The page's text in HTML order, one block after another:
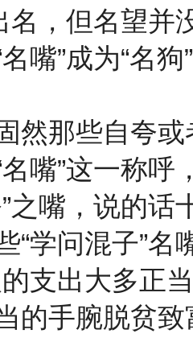
名，但名望
嘴”成为“名
然那些自夸或
嘴”这一称
之嘴，说的
“学问混子”
的支出大多
的手腕脱贫